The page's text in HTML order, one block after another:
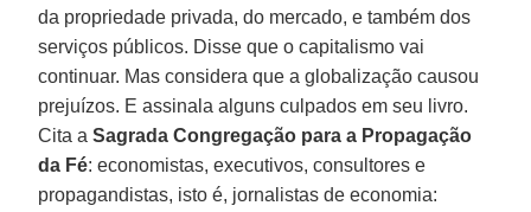
da propriedade privada, do mercado, e também dos
serviços públicos. Disse que o capitalismo vai
continuar. Mas considera que a globalização causou
prejuízos. E assinala alguns culpados em seu livro.
Cita aSagrada Congregação para a Propagação
da Fé: economistas, executivos, consultores e
propagandistas, isto é, jornalistas de economia: